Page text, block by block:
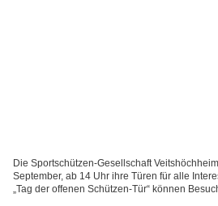
Die Sportschützen-Gesellschaft
September, ab 14 Uhr ihre Türen für alle
„Tag der offenen Schützen-Tür“ können